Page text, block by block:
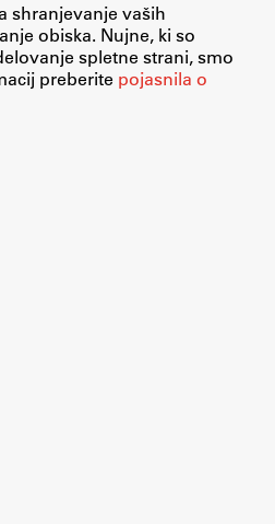
shranjevanje vaših
obiska. Nujne, ki so
spletne strani, smo
preberite pojasnila o